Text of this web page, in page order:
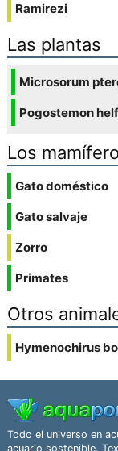
Ramirezi
Las plantas
Microsorum
Pogostemon
Los
Gato doméstico
Gato salvaje
Zorro
Primates
Otros
Hymenochirus
Todo el universo en
acuario sostenible.